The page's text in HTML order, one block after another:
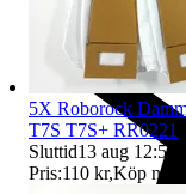
5X Roborock
T7S T7S+ RR0221
Sluttid13 aug 12:55
Pris:110 kr,Köp nu